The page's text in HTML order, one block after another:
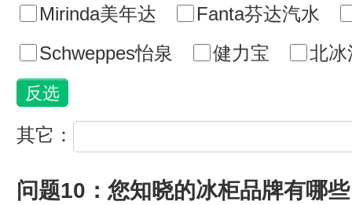
Mirinda美年达
Fanta芬达汽水
Schweppes怡泉
健力宝 北冰
其它：
问题10：您知晓的冰柜品牌有哪